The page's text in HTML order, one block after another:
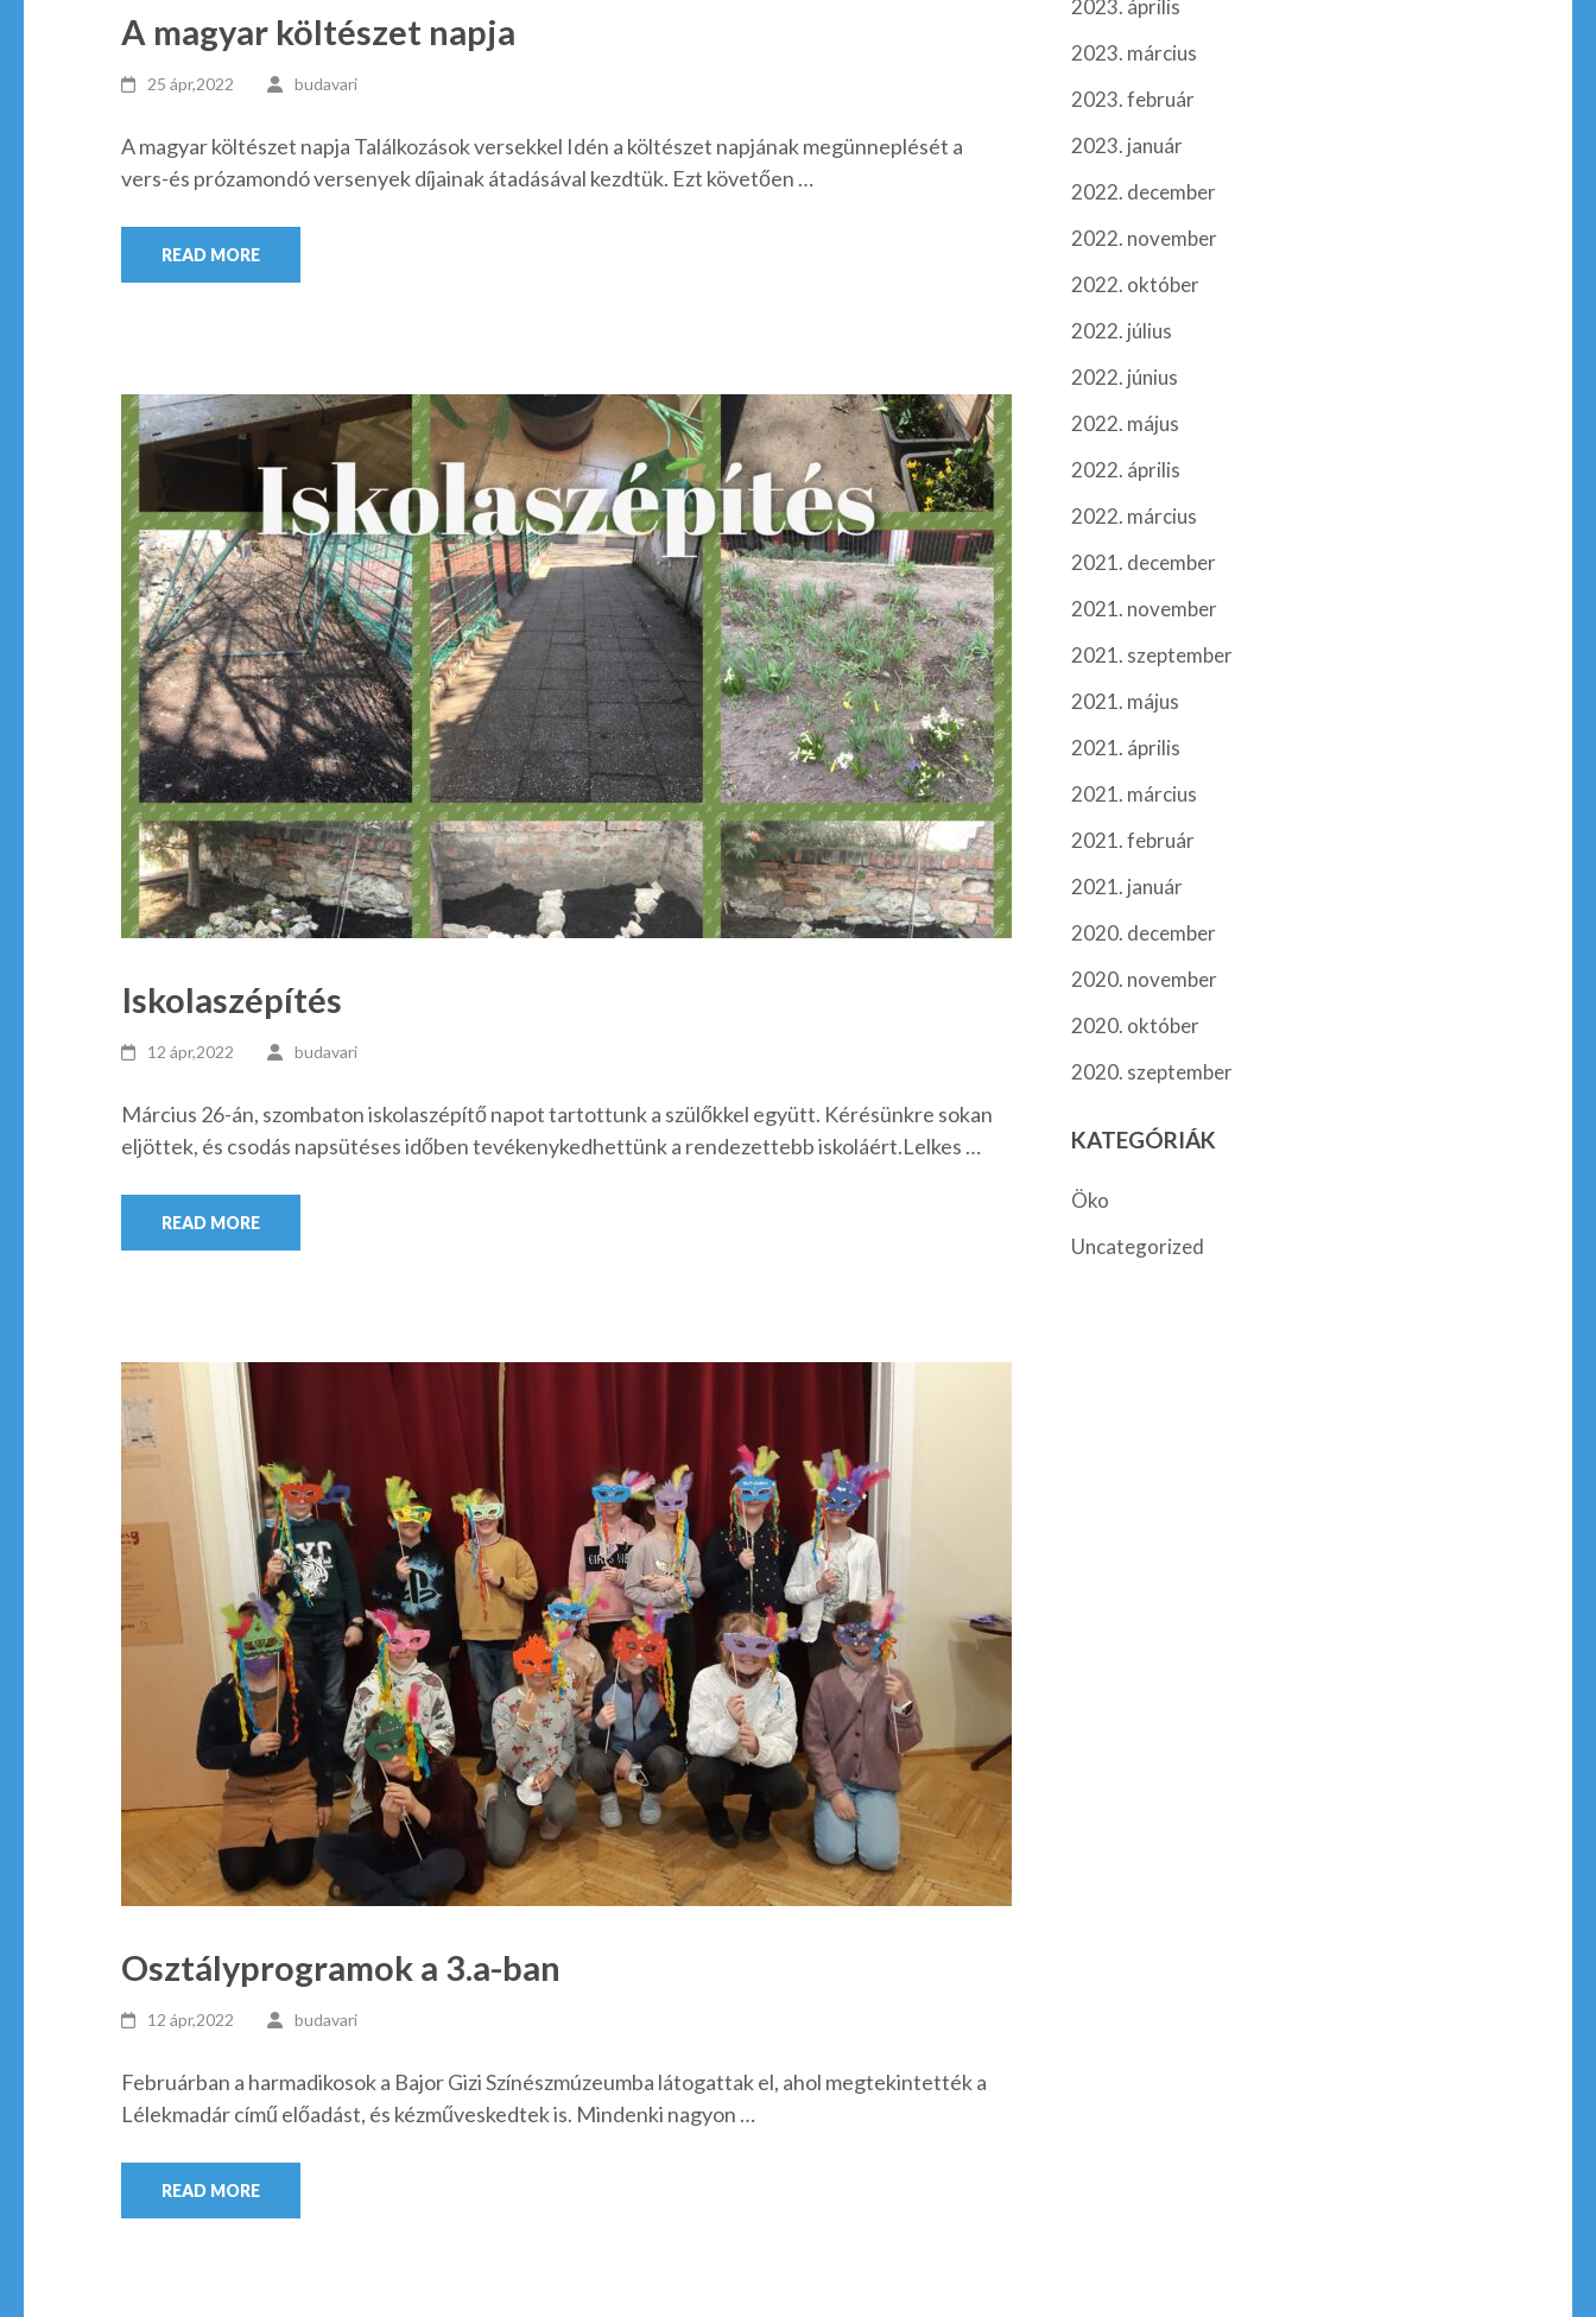
A magyar költészet napja
25 ápr,2022 budavari
A magyar költészet napja Találkozások versekkel Idén a költészet napjának megünneplését a
vers-és prózamondó versenyek díjainak átadásával kezdtük. Ezt követően …
READ MORE
Iskolaszépítés
12 ápr,2022 budavari
Március 26-án, szombaton iskolaszépítő napot tartottunk a szülőkkel együtt. Kérésünkre sokan
eljöttek, és csodás napsütéses időben tevékenykedhettünk a rendezettebb iskoláért.Lelkes …
READ MORE
Osztályprogramok a 3.a-ban
12 ápr,2022 budavari
Februárban a harmadikosok a Bajor Gizi Színészmúzeumba látogattak el, ahol megtekintették a
Lélekmadár című előadást, és kézműveskedtek is. Mindenki nagyon …
READ MORE
2023. április
2023. március
2023. február
2023. január
2022. december
2022. november
2022. október
2022. július
2022. június
2022. május
2022. április
2022. március
2021. december
2021. november
2021. szeptember
2021. május
2021. április
2021. március
2021. február
2021. január
2020. december
2020. november
2020. október
2020. szeptember
KATEGÓRIÁK
Öko
Uncategorized